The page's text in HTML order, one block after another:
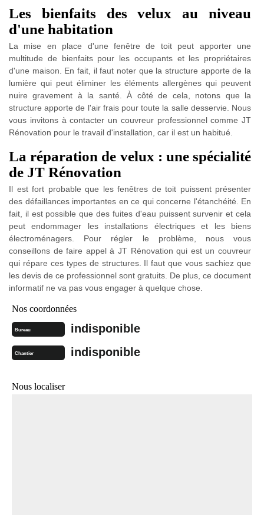
Les bienfaits des velux au niveau
d'une habitation
La mise en place d'une fenêtre de toit peut apporter une
multitude de bienfaits pour les occupants et les propriétaires
d'une maison. En fait, il faut noter que la structure apporte de la
lumière qui peut éliminer les éléments allergènes qui peuvent
nuire gravement à la santé. À côté de cela, notons que la
structure apporte de l'air frais pour toute la salle desservie. Nous
vous invitons à contacter un couvreur professionnel comme JT
Rénovation pour le travail d'installation, car il est un habitué.
La réparation de velux : une spécialité
de JT Rénovation
Il est fort probable que les fenêtres de toit puissent présenter
des défaillances importantes en ce qui concerne l'étanchéité. En
fait, il est possible que des fuites d'eau puissent survenir et cela
peut endommager les installations électriques et les biens
électroménagers. Pour régler le problème, nous vous
conseillons de faire appel à JT Rénovation qui est un couvreur
qui répare ces types de structures. Il faut que vous sachiez que
les devis de ce professionnel sont gratuits. De plus, ce document
informatif ne va pas vous engager à quelque chose.
Nos coordonnées
Bureau indisponible
Chantier indisponible
Nous localiser